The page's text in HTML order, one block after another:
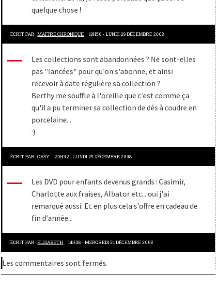
quelque chose !
ÉCRIT PAR :MAÎTRE CHRONIQUE 19H50 -LUNDI 29 DÉCEMBRE 2008
Les collections sont abandonnées ? Ne sont-elles
pas "lancées" pour qu'on s'abonne, et ainsi
recevoir à date régulière sa collection ?
Berthy me souffle à l'oreille que c'est comme ça
qu'il a pu terminer sa collection de dés à coudre en
porcelaine...
:)
ÉCRIT PAR :CASY 20H32 -LUNDI 29 DÉCEMBRE 2008
Les DVD pour enfants devenus grands : Casimir,
Charlotte aux fraises, Albator etc... oui j'ai
remarqué aussi. Et en plus cela s'offre en cadeau de
fin d'année...
ÉCRIT PAR :ELISABETH 14H38-MERCREDI 31DÉCEMBRE 2008
Les commentaires sont fermés.